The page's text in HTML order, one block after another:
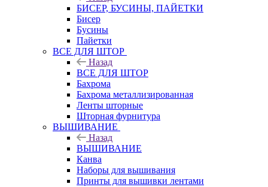
БИСЕР, БУСИНЫ, ПАЙЕТКИ
Бисер
Бусины
Пайетки
ВСЕ ДЛЯ ШТОР
Назад
ВСЕ ДЛЯ ШТОР
Бахрома
Бахрома металлизированная
Ленты шторные
Шторная фурнитура
ВЫШИВАНИЕ
Назад
ВЫШИВАНИЕ
Канва
Наборы для вышивания
Принты для вышивки лентами